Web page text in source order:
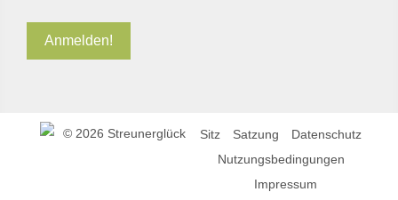
© 2026 Streunerglück Sitz Satzung
Datenschutz
Nutzungsbedingungen
Impressum